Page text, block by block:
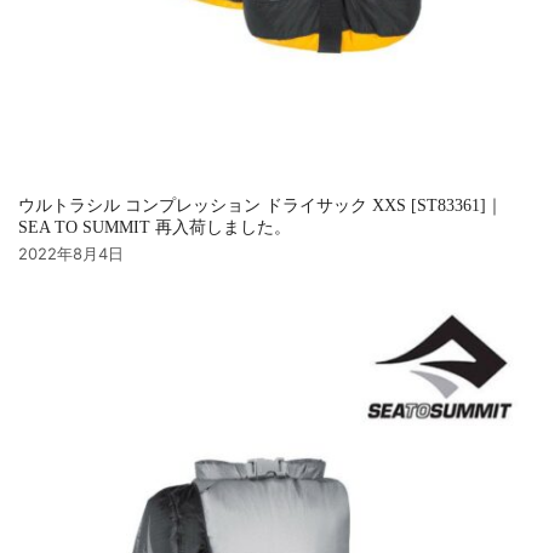
ウルトラシル コンプレッション ドライサック XXS [ST83361]｜
SEA TO SUMMIT 再入荷しました。
2022年8月4日